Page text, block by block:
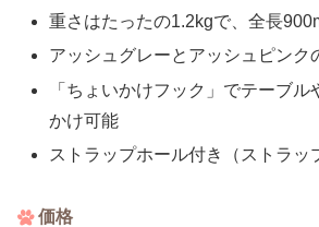
重さはたったの1.2kgで、全長
アッシュグレーとアッシュピンク
「ちょいかけフック」でテーブル
かけ可能
ストラップホール付き（ストラッ
価格